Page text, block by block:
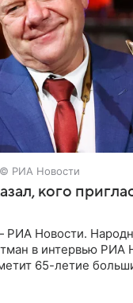
© РИА Новости
кого
Новости.
в интервью РИА
65-летие